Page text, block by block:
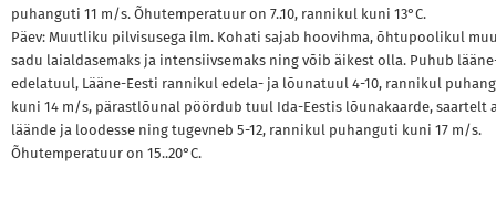
puhanguti 11 m/s. Õhutemperatuur on 7..10, rannikul kuni 13°C.
Päev: Muutliku pilvisusega ilm. Kohati sajab hoovihma, õhtupoolikul
sadu laialdasemaks ja intensiivsemaks ning võib äikest olla. Puhub
edelatuul, Lääne-Eesti rannikul edela- ja lõunatuul 4-10, rannikul
kuni 14 m/s, pärastlõunal pöördub tuul Ida-Eestis lõunakaarde, saartelt
läände ja loodesse ning tugevneb 5-12, rannikul puhanguti kuni 17 m/s.
Õhutemperatuur on 15..20°C.